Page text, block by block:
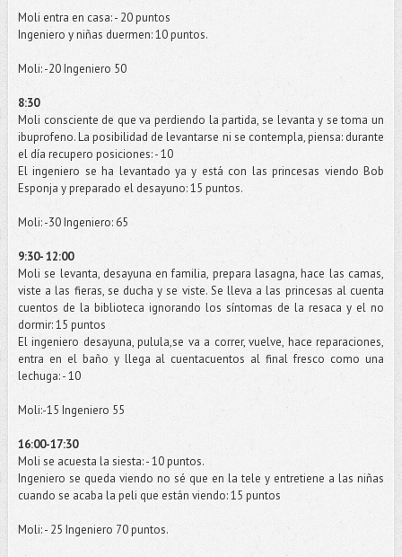
Moli entra en casa: - 20 puntos
Ingeniero y niñas duermen: 10 puntos.
Moli: -20 Ingeniero 50
8:30
Moli consciente de que va perdiendo la partida, se levanta y se toma un
ibuprofeno. La posibilidad de levantarse ni se contempla, piensa: durante
el día recupero posiciones: - 10
El ingeniero se ha levantado ya y está con las princesas viendoBob
Esponja y preparado el desayuno: 15 puntos.
Moli: -30 Ingeniero: 65
9:30- 12:00
Moli se levanta, desayuna en familia, preparalasagna, hace las camas,
viste a las fieras, se ducha y se viste. Se lleva a las princesas al cuenta
cuentos de la biblioteca ignorando los síntomas de la resaca y el no
dormir: 15 puntos
El ingeniero desayuna, pulula,se va a correr, vuelve, hace reparaciones,
entra en el baño y llega alcuentacuentos al final fresco como una
lechuga: - 10
Moli:-15 Ingeniero 55
16:00-17:30
Moli se acuesta la siesta: - 10 puntos.
Ingeniero se queda viendo no sé que en latele y entretiene a las niñas
cuando se acaba la peli que están viendo: 15 puntos
Moli: - 25 Ingeniero 70 puntos.